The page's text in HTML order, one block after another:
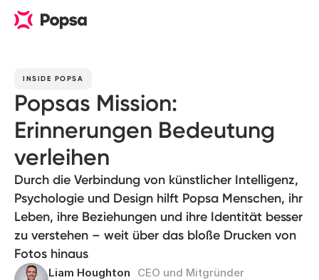
INSIDE POPSA
Popsas Mission:
Erinnerungen Bedeutung
verleihen
Durch die Verbindung von künstlicher Intelligenz,
Psychologie und Design hilft Popsa Menschen, ihr
Leben, ihre Beziehungen und ihre Identität besser
zu verstehen – weit über das bloße Drucken von
Fotos hinaus
Liam Houghton CEO und Mitgründer